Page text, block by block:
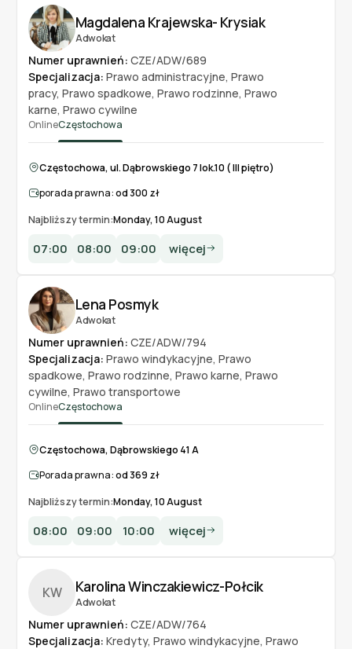
Adwokat
Magdalena Krajewska- Krysiak
Numer uprawnień: CZE/ADW/689
Specjalizacja: Prawo administracyjne, Prawo
pracy, Prawo spadkowe, Prawo rodzinne, Prawo
karne, Prawo cywilne
OnlineCzęstochowa
Częstochowa, ul. Dąbrowskiego 7 lok.10 ( III piętro)
porada prawna:od 300 zł
Najbliższy termin:Monday, 10 August
07:00 08:00 09:00 więcej
Adwokat
Lena Posmyk
Numer uprawnień: CZE/ADW/794
Specjalizacja: Prawo windykacyjne, Prawo
spadkowe, Prawo rodzinne, Prawo karne, Prawo
cywilne, Prawo transportowe
OnlineCzęstochowa
Częstochowa, Dąbrowskiego 41 A
Porada prawna:od 369 zł
Najbliższy termin:Monday, 10 August
08:00 09:00 10:00 więcej
KW
Adwokat
Karolina Winczakiewicz-Połcik
Numer uprawnień: CZE/ADW/764
Specjalizacja: Kredyty, Prawo windykacyjne, Prawo